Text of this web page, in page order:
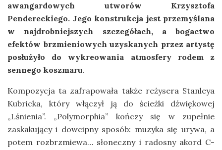
awangardowych utworów Krzysztofa
Pendereckiego. Jego konstrukcja jest przemyślana
w najdrobniejszych szczegółach, a bogactwo
efektów brzmieniowych uzyskanych przez artystę
posłużyło do wykreowania atmosfery rodem z
sennego koszmaru.
Kompozycja ta zafrapowała także reżysera Stanleya
Kubricka, który włączył ją do ścieżki dźwiękowej
„Lśnienia”. „Polymorphia” kończy się w zupełnie
zaskakujący i dowcipny sposób: muzyka się urywa, a
potem rozbrzmiewa… słoneczny i radosny akord C-